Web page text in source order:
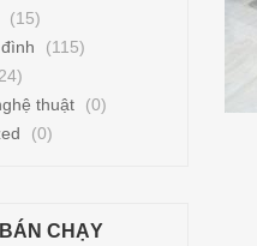
(15)
(115)
thuật
(0)
(0)
CHẠY